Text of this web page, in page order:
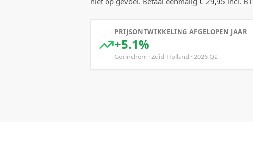
PRIJSONTWIKKELING AFGELOPEN JAAR
+5.1%
Gorinchem ·Zuid-Holland ·2026 Q2